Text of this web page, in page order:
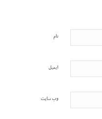
نام
ایمیل
وب‌ سایت